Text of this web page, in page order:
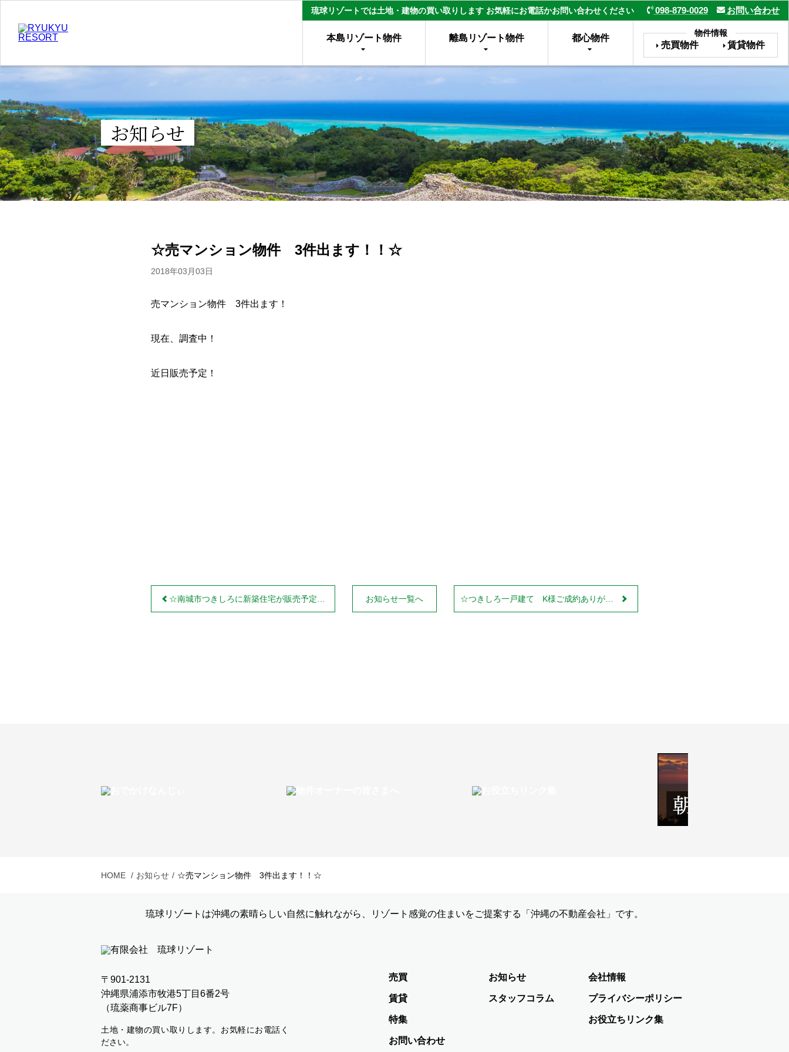
琉球リゾートでは土地・建物の買い取りします お気軽にお電話かお問い合わせください 098-879-0029 お問い合わせ
本島リゾート物件 離島リゾート物件 都心物件 物件情報
売買物件 賃貸物件
お知らせ
☆売マンション物件 3件出ます！！☆
2018年03月03日
売マンション物件 3件出ます！
現在、調査中！
近日販売予定！
☆南城市つきしろに新築住宅が販売予定！！☆ お知らせ一覧へ ☆つきしろ一戸建て K様ご成約ありがとうございました！！☆
HOME お知らせ ☆売マンション物件 3件出ます！！☆
琉球リゾートは沖縄の素晴らしい自然に触れながら、リゾート感覚の住まいをご提案する「沖縄の不動産会社」です。
〒901-2131
沖縄県浦添市牧港5丁目6番2号
（琉薬商事ビル7F）
土地・建物の買い取りします。お気軽にお電話く
ださい。
売買
賃貸
特集
お問い合わせ
お知らせ
スタッフコラム
会社情報
プライバシーポリシー
お役立ちリンク集